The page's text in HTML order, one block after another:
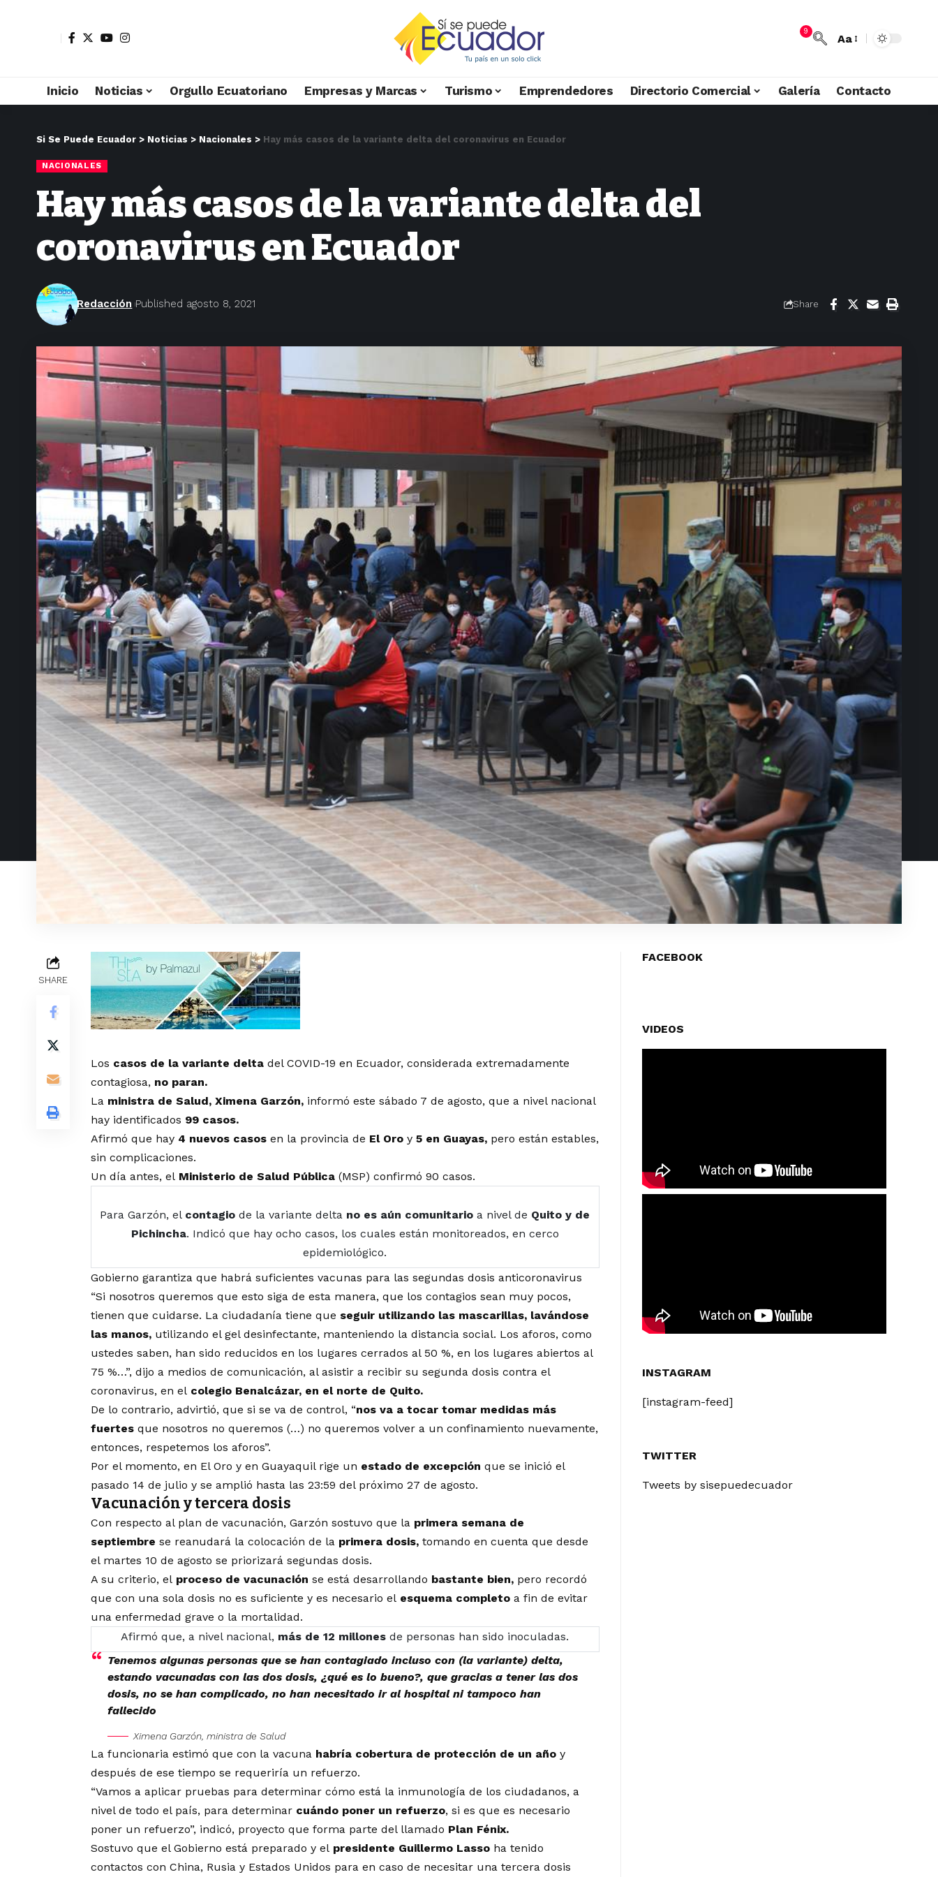
9
Aa
Inicio Noticias Orgullo Ecuatoriano Empresas y Marcas Turismo Emprendedores Directorio Comercial Galería Contacto
Si Se Puede Ecuador > Noticias > Nacionales > Hay más casos de la variante delta del coronavirus en Ecuador
NACIONALES
Hay más casos de la variante delta del
coronavirus en Ecuador
Redacción Published agosto 8, 2021 Share
SHARE
Los casos de la variante delta del COVID-19 en Ecuador, considerada extremadamente
contagiosa, no paran.
La ministra de Salud, Ximena Garzón, informó este sábado 7 de agosto, que a nivel nacional
hay identificados 99 casos.
Afirmó que hay 4 nuevos casos en la provincia de El Oro y 5 en Guayas, pero están estables,
sin complicaciones.
Un día antes, el Ministerio de Salud Pública (MSP) confirmó 90 casos.
Para Garzón, el contagio de la variante delta no es aún comunitarioa nivel de Quito y de
Pichincha. Indicó que hay ocho casos, los cuales están monitoreados, en cerco
epidemiológico.
Gobierno garantiza que habrá suficientes vacunas para las segundas dosis anticoronavirus
“Si nosotros queremos que esto siga de esta manera, que los contagios sean muy pocos,
tienen que cuidarse. La ciudadanía tiene que seguir utilizando las mascarillas, lavándose
las manos, utilizando el gel desinfectante, manteniendo la distancia social. Los aforos, como
ustedes saben, han sido reducidos en los lugares cerrados al 50 %, en los lugares abiertos al
75 %…”, dijo a medios de comunicación, al asistir a recibir su segunda dosis contra el
coronavirus, en el colegio Benalcázar, en el norte de Quito.
De lo contrario, advirtió, que si se va de control, “nos va a tocar tomar medidas más
fuertes que nosotros no queremos (…) no queremos volver a un confinamiento nuevamente,
entonces, respetemos los aforos”.
Por el momento, en El Oro y en Guayaquil rige un estado de excepción que se inició el
pasado 14 de julio y se amplió hasta las 23:59 del próximo 27 de agosto.
Vacunación y tercera dosis
Con respecto al plan de vacunación, Garzón sostuvo que la primera semana de
septiembre se reanudará la colocación de la primera dosis, tomando en cuenta que desde
el martes 10 de agosto se priorizará segundas dosis.
A su criterio, el proceso de vacunación se está desarrollando bastante bien, pero recordó
que con una sola dosis no es suficiente y es necesario el esquema completo a fin de evitar
una enfermedad grave o la mortalidad.
Afirmó que, a nivel nacional, más de 12 millonesde personas han sido inoculadas.
Tenemos algunas personas que se han contagiado incluso con (la variante) delta,
estando vacunadas con las dos dosis, ¿qué es lo bueno?, que gracias a tener las dos
dosis, no se han complicado, no han necesitado ir al hospital ni tampoco han
fallecido
Ximena Garzón, ministra de Salud
La funcionaria estimó que con la vacuna habría cobertura de protección de un año y
después de ese tiempo se requeriría un refuerzo.
“Vamos a aplicar pruebas para determinar cómo está la inmunología de los ciudadanos, a
nivel de todo el país, para determinar cuándo poner un refuerzo, si es que es necesario
poner un refuerzo”, indicó, proyecto que forma parte del llamado Plan Fénix.
Sostuvo que el Gobierno está preparado y el presidente Guillermo Lasso ha tenido
contactos con China, Rusia y Estados Unidos para en caso de necesitar una tercera dosis
FACEBOOK
VIDEOS
INSTAGRAM
[instagram-feed]
TWITTER
Tweets by sisepuedecuador